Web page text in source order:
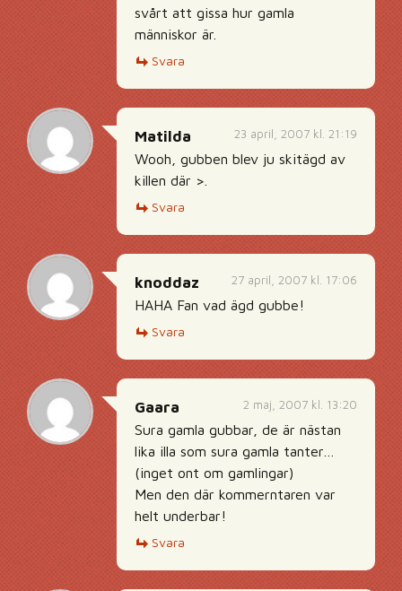
svårt att gissa hur gamla
människor är.
Svara
23 april, 2007 kl. 21:19
Matilda
Wooh, gubben blev ju skitägd av
killen där >.
Svara
27 april, 2007 kl. 17:06
knoddaz
HAHA Fan vad ägd gubbe!
Svara
2 maj, 2007 kl. 13:20
Gaara
Sura gamla gubbar, de är nästan
lika illa som sura gamla tanter…
(inget ont om gamlingar)
Men den där kommerntaren var
helt underbar!
Svara